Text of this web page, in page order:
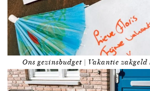
Ons gezinsbudget | Vakantie